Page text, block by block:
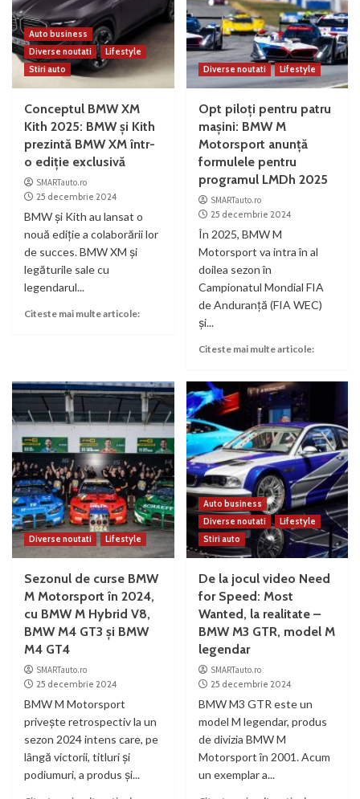
Auto business
Diverse noutati
Lifestyle
Stiri auto
Conceptul BMW XM
Kith 2025: BMW şi Kith
prezintă BMW XM într-
o ediţie exclusivă
SMARTauto.ro
25 decembrie 2024
BMW şi Kith au lansat o
nouă ediţie a colaborării lor
de succes. BMW XM şi
legăturile sale cu
legendarul...
Citeste mai multe articole:
Diverse noutati Lifestyle
Opt piloţi pentru patru
maşini: BMW M
Motorsport anunţă
formulele pentru
programul LMDh 2025
SMARTauto.ro
25 decembrie 2024
În 2025, BMW M
Motorsport va intra în al
doilea sezon în
Campionatul Mondial FIA
de Anduranţă (FIA WEC)
şi...
Citeste mai multe articole:
Diverse noutati Lifestyle
Sezonul de curse BMW
M Motorsport în 2024,
cu BMW M Hybrid V8,
BMW M4 GT3 şi BMW
M4 GT4
SMARTauto.ro
25 decembrie 2024
BMW M Motorsport
priveşte retrospectiv la un
sezon 2024 intens care, pe
lângă victorii, titluri şi
podiumuri, a produs şi...
Auto business
Diverse noutati
Lifestyle
Stiri auto
De la jocul video Need
for Speed: Most
Wanted, la realitate –
BMW M3 GTR, model M
legendar
SMARTauto.ro
25 decembrie 2024
BMW M3 GTR este un
model M legendar, produs
de divizia BMW M
Motorsport în 2001. Acum
un exemplar a...